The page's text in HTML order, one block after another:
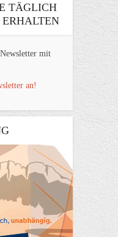
TÄGLICH
mit
an!